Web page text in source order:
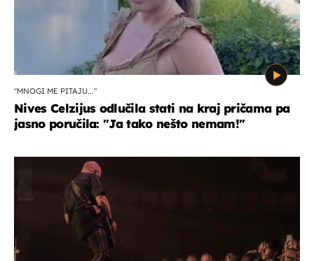
"MNOGI ME PITAJU..."
Nives Celzijus odlučila stati na kraj pričama pa
jasno poručila: "Ja tako nešto nemam!"